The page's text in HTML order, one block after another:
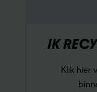
IK
Klik hier